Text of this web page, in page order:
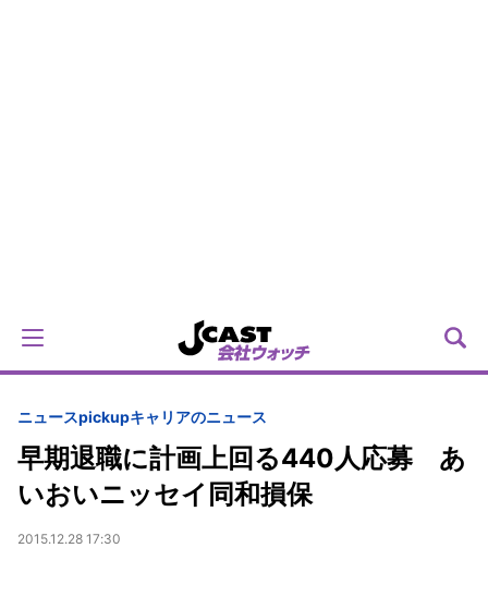
ニュースpickupキャリアのニュース
早期退職に計画上回る440人応募 あ
いおいニッセイ同和損保
2015.12.28 17:30